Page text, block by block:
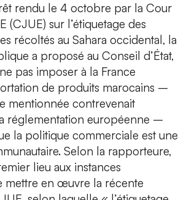
rendu le 4 octobre par la Cour
(CJUE) sur l’étiquetage des
récoltés au Sahara occidental, la
a proposé au Conseil d’État,
pas imposer à la France
de produits marocains –
mentionnée contrevenait
réglementation européenne –
la politique commerciale est une
Selon la rapporteure,
lieu aux instances
mettre en œuvre la récente